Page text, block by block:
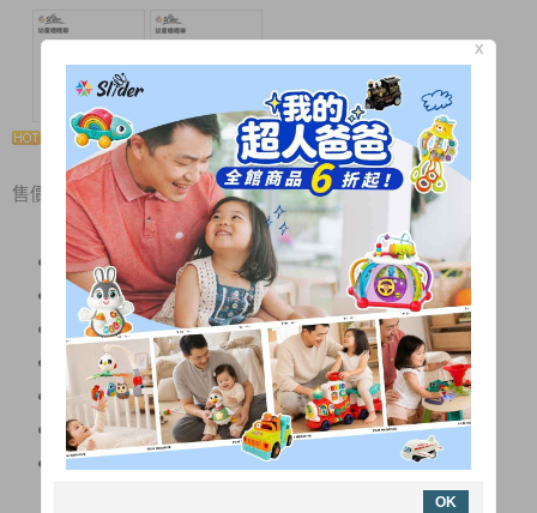
Slider 幼童嚕嚕車(火車)
售價 $ 1,350 / 元
PU輪，適合屋內使用
360度萬向前輪，靈活迴轉半徑小
防傾倒設計安全穩固
雙腳滑動，助於肢體平衡發展
隱藏式玩具收納空間
適合1歲半以上，學會走路的孩子
通過台灣BSMI玩具檢驗合格
X
OK